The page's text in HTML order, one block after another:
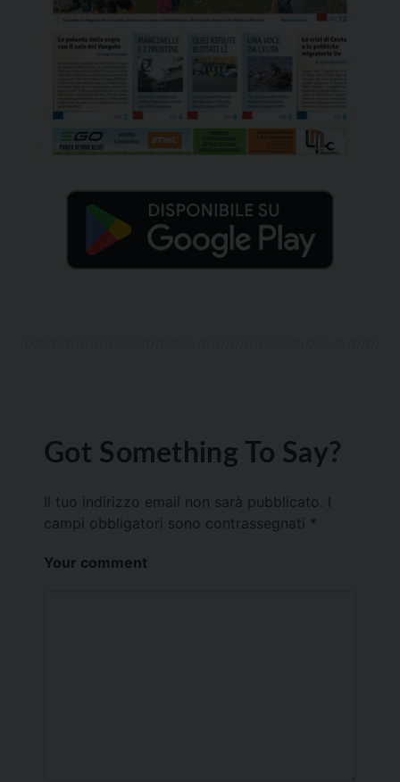
Got Something To Say?
Il tuo indirizzo email non sarà pubblicato.
campi obbligatori sono contrassegnati *
Your comment